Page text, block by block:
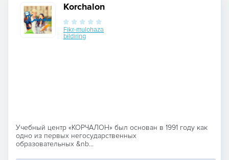
Korchalon
Fikr-mulohaza
bildiring
Учебный центр «КОРЧАЛОН» был основан в 1991 году как
одно из первых негосударственных
образовательных &nb...